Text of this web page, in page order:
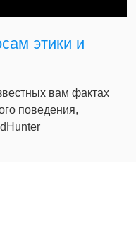
этики и
вам фактах
поведения,